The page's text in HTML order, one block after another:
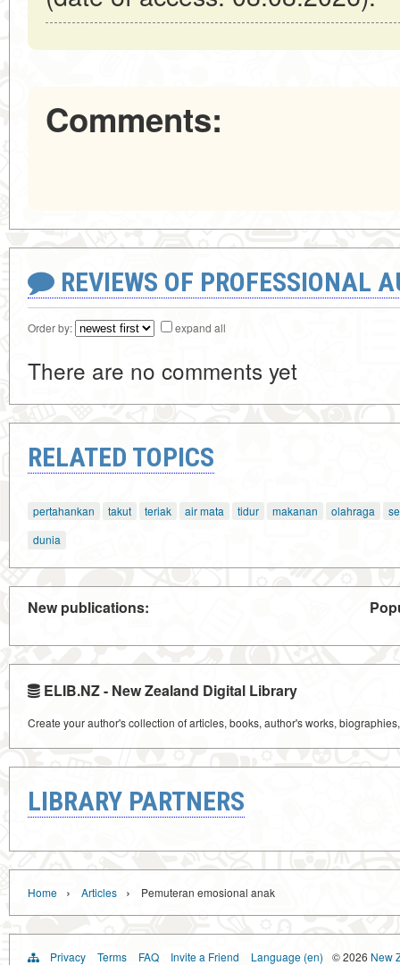
Comments:
REVIEWS OF PROFESSIONAL
Order by: expand all
There are no comments yet
RELATED TOPICS
pertahankan takut teriak air mata tidur makanan olahraga
dunia
New publications:
ELIB.NZ - New Zealand Digital Library
Create your author's collection of articles, books, author's works,
LIBRARY PARTNERS
Home › Articles › Pemuteran emosional anak
Privacy Terms FAQ Invite a Friend Language (en) © 2026 New